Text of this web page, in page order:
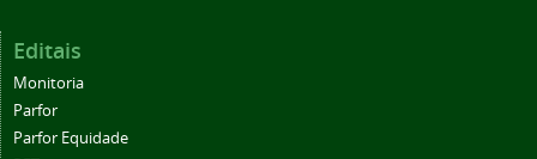
Editais
Monitoria
Parfor
Parfor Equidade